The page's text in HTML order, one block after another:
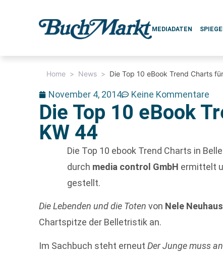
MEDIADATEN
Home > News > Die Top 10 eBook Trend Charts
November 4, 2014 Keine Kommentare
Die Top 10 eBook
KW 44
Die Top 10 ebook Trend Charts in
durch media control GmbH ermittelt
gestellt.
Die Lebenden und die Toten von Nele Neuhaus
Chartspitze der Belletristik an.
Im Sachbuch steht erneutDer Junge muss